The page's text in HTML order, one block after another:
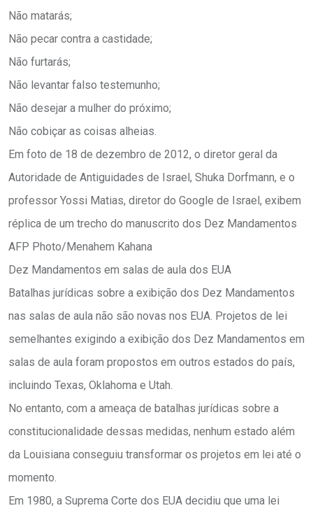
Não matarás;
Não pecar contra a castidade;
Não furtarás;
Não levantar falso testemunho;
Não desejar a mulher do próximo;
Não cobiçar as coisas alheias.
Em foto de 18 de dezembro de 2012, o diretor geral da
Autoridade de Antiguidades de Israel, Shuka Dorfmann, e o
professor Yossi Matias, diretor do Google de Israel, exibem
réplica de um trecho do manuscrito dos Dez Mandamentos
AFP Photo/Menahem Kahana
Dez Mandamentos em salas de aula dos EUA
Batalhas jurídicas sobre a exibição dos Dez Mandamentos
nas salas de aula não são novas nos EUA. Projetos de lei
semelhantes exigindo a exibição dos Dez Mandamentos em
salas de aula foram propostos em outros estados do país,
incluindo Texas, Oklahoma e Utah.
No entanto, com a ameaça de batalhas jurídicas sobre a
constitucionalidade dessas medidas, nenhum estado além
da Louisiana conseguiu transformar os projetos em lei até o
momento.
Em 1980, a Suprema Corte dos EUA decidiu que uma lei